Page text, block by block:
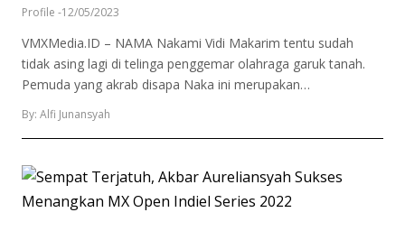
Profile -12/05/2023
VMXMedia.ID – NAMA Nakami Vidi Makarim tentu sudah
tidak asing lagi di telinga penggemar olahraga garuk tanah.
Pemuda yang akrab disapa Naka ini merupakan…
By: Alfi Junansyah